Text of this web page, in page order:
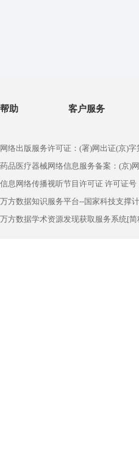
帮助 客户服务
网络出版服务许可证：(署)网出证(京)字
药品医疗器械网络信息服务备案：(京)
信息网络传播视听节目许可证 许可证号
万方数据知识服务平台--国家科技支撑
万方数据学术资源发现获取服务系统[